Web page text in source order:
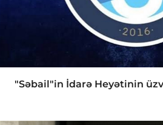
"Səbail"in İdarə Heyətinin